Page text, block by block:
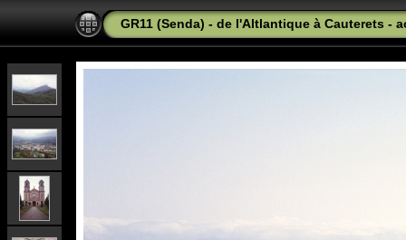
GR11 (Senda) - de l'Altlantique à Cauterets -